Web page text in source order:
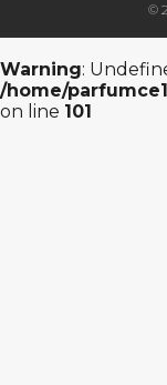
©
Warning:
/home/
on line 101